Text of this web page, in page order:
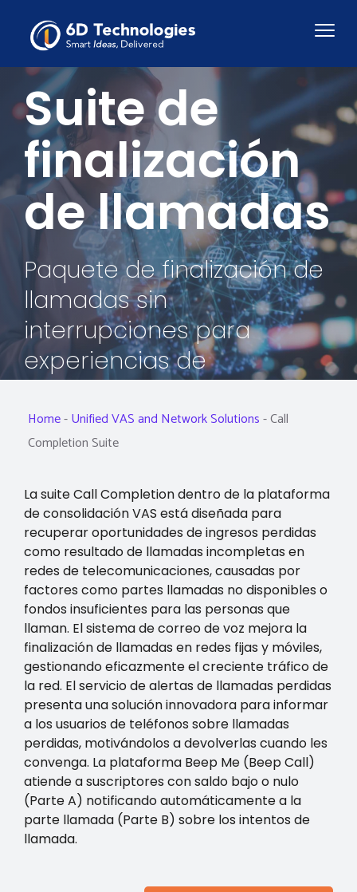
Suite de
finalización
de llamadas
Paquete de finalización de
llamadas sin
interrupciones para
experiencias de
telecomunicaciones
mejoradas
Home-Unified VAS and Network Solutions-Call
Completion Suite
La suite Call Completion dentro de la plataforma
de consolidación VAS está diseñada para
recuperar oportunidades de ingresos perdidas
como resultado de llamadas incompletas en
redes de telecomunicaciones, causadas por
factores como partes llamadas no disponibles o
fondos insuficientes para las personas que
llaman. El sistema de correo de voz mejora la
finalización de llamadas en redes fijas y móviles,
gestionando eficazmente el creciente tráfico de
la red. El servicio de alertas de llamadas perdidas
presenta una solución innovadora para informar
a los usuarios de teléfonos sobre llamadas
perdidas, motivándolos a devolverlas cuando les
convenga. La plataforma Beep Me (Beep Call)
atiende a suscriptores con saldo bajo o nulo
(Parte A) notificando automáticamente a la
parte llamada (Parte B) sobre los intentos de
llamada.